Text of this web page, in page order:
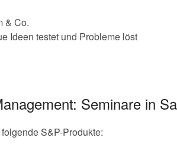
& Co.
Ideen testet und Probleme löst
Seminare in
S&P-Produkte: